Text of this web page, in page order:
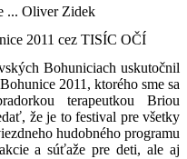
... Oliver Zidek
2011 cez TISÍC OČÍ
Bohuniciach uskutočnil
2011, ktorého sme sa
terapeutkou Briou
že je to festival pre všetky
hudobného programu
a súťaže pre deti, ale aj